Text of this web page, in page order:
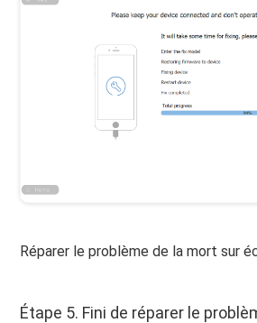
Réparer le problème de la mort sur
Étape 5. Fini de réparer le